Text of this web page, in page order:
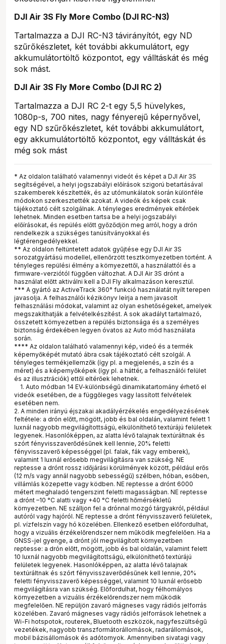
DJI Air 3S Fly More Combo (DJI RC-N3)
Tartalmazza a DJI RC-N3 távirányítót, egy ND
szűrőkészletet, két további akkumulátort, egy
akkumulátortöltő központot, egy válltáskát és még
sok mást.
DJI Air 3S Fly More Combo (DJI RC 2)
Tartalmazza a DJI RC 2-t egy 5,5 hüvelykes,
1080p-s, 700 nites, nagy fényerejű képernyővel,
egy ND szűrőkészletet, két további akkumulátort,
egy akkumulátortöltő központot, egy válltáskát és
még sok mást
* Az oldalon található valamennyi videót és képet a DJI Air 3S
segítségével, a helyi jogszabályi előírások szigorú betartásával
szakemberek készítették, és az utómunkálatok során különféle
módokon szerkesztették azokat. A videók és képek csak
tájékoztató célt szolgálnak. A tényleges eredmények eltérőek
lehetnek. Minden esetben tartsa be a helyi jogszabályi
előírásokat, és repülés előtt győződjön meg arról, hogy a drón
rendelkezik a szükséges tanúsítványokkal és
légtérengedélyekkel.
** Az oldalon feltüntetett adatok gyűjtése egy DJI Air 3S
sorozatgyártású modellel, ellenőrzött tesztkörnyezetben történt. A
tényleges repülési élmény a környezettől, a használattól és a
firmware-verziótól függően változhat. A DJI Air 3S drónt a
használat előtt aktiválni kell a DJI Fly alkalmazáson keresztül.
*** A gyártó az ActiveTrack 360° funkció használatát nyílt terepen
javasolja. A felhasználói kézikönyv leírja a nem javasolt
felhasználási módokat, valamint az olyan eshetőségeket, amelyek
megszakíthatják a felvételkészítést. A sok akadályt tartalmazó,
összetett környezetben a repülés biztonsága és a személyes
biztonság érdekében legyen óvatos az Auto mód használata
során.
**** Az oldalon található valamennyi kép, videó és a termék
képernyőképét mutató ábra csak tájékoztató célt szolgál. A
tényleges termékjellemzők (így pl. a megjelenés, a szín és a
méret) és a képernyőképek (így pl. a háttér, a felhasználói felület
és az illusztrációk) ettől eltérőek lehetnek.
1. Auto módban 14 EV-különbségű dinamikatartomány érhető el
videók esetében, de a függőleges vagy lassított felvételek
esetében nem.
2. A minden irányú éjszakai akadályérzékelés engedélyezésének
feltétele: a drón előtt, mögött, jobb és bal oldalán, valamint felett 1
luxnál nagyobb megvilágítottságú, elkülöníthető textúrájú felületek
legyenek. Hasonlóképpen, az alatta lévő talajnak textúráltnak és
szórt fényvisszaverődésűnek kell lennie, 20% feletti
fényvisszaverő képességgel (pl. falak, fák vagy emberek),
valamint 1 luxnál erősebb megvilágításra van szükség. NE
reptesse a drónt rossz időjárási körülmények között, például erős
(12 m/s vagy annál nagyobb sebességű) szélben, hóban, esőben,
villámlás közepette vagy ködben. NE reptesse a drónt 6000
métert meghaladó tengerszint feletti magasságban. NE reptesse
a drónt –10 °C alatti vagy +40 °C feletti hőmérsékletű
környezetben. NE szálljon fel a drónnal mozgó tárgyakról, például
autóról vagy hajóról. NE reptesse a drónt fényvisszaverő felületek,
pl. vízfelszín vagy hó közelében. Ellenkező esetben előfordulhat,
hogy a vizuális érzékelőrendszer nem működik megfelelően. Ha a
GNSS-jel gyenge, a drónt jól megvilágított környezetben
reptesse: a drón előtt, mögött, jobb és bal oldalán, valamint felett
10 luxnál nagyobb megvilágítottságú, elkülöníthető textúrájú
felületek legyenek. Hasonlóképpen, az alatta lévő talajnak
textúráltnak és szórt fényvisszaverődésűnek kell lennie, 20%
feletti fényvisszaverő képességgel, valamint 10 luxnál erősebb
megvilágításra van szükség. Előfordulhat, hogy félhomályos
környezetben a vizuális érzékelőrendszer nem működik
megfelelően. NE repüljön zavaró mágneses vagy rádiós jelforrás
közelében. Zavaró mágneses vagy rádiós jelforrások lehetnek a
Wi-Fi hotspotok, routerek, Bluetooth eszközök, nagyfeszültségű
vezetékek, nagyobb transzformátorállomások, radarállomások,
mobil bázisállomások és adótornyok. Amennyiben sivatagi vagy